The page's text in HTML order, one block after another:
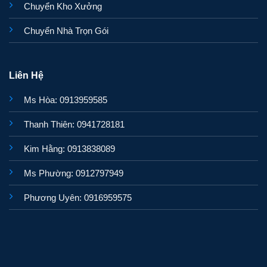
Chuyển Kho Xưởng
Chuyển Nhà Trọn Gói
Liên Hệ
Ms Hòa: 0913959585
Thanh Thiên: 0941728181
Kim Hằng: 0913838089
Ms Phường: 0912797949
Phương Uyên: 0916959575